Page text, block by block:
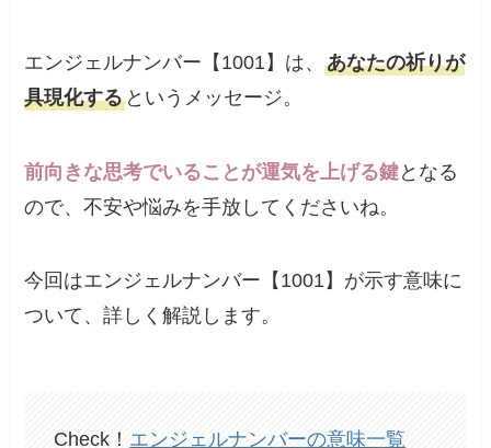
エンジェルナンバー【1001】は、あなたの祈りが
具現化する というメッセージ。
前向きな思考でいることが運気を上げる鍵となる
ので、不安や悩みを手放してくださいね。
今回はエンジェルナンバー【1001】が示す意味に
ついて、詳しく解説します。
Check！ エンジェルナンバーの意味一覧